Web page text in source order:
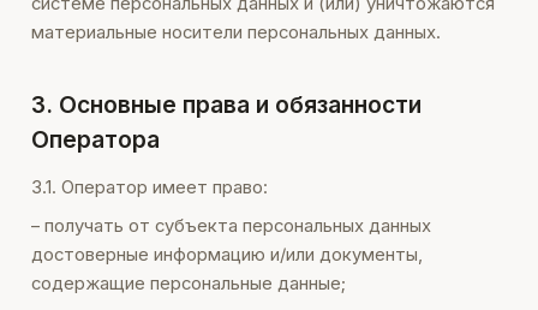
материальные носители персональных данных.
3. Основные права и обязанности
Оператора
3.1. Оператор имеет право:
– получать от субъекта персональных данных
достоверные информацию и/или документы,
содержащие персональные данные;